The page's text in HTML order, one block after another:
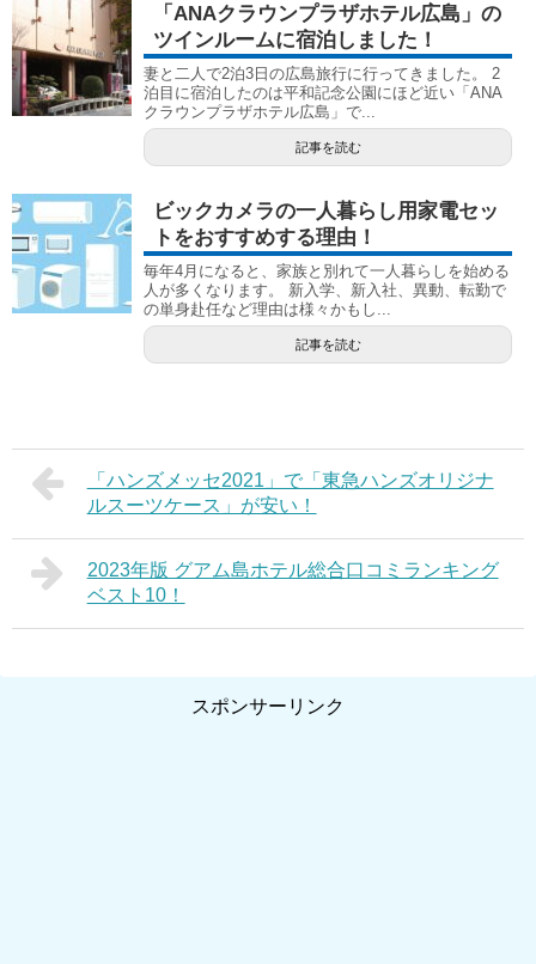
「ANAクラウンプラザホテル広島」の
ツインルームに宿泊しました！
妻と二人で2泊3日の広島旅行に行ってきました。 2
泊目に宿泊したのは平和記念公園にほど近い「ANA
クラウンプラザホテル広島」で...
記事を読む
ビックカメラの一人暮らし用家電セッ
トをおすすめする理由！
毎年4月になると、家族と別れて一人暮らしを始める
人が多くなります。 新入学、新入社、異動、転勤で
の単身赴任など理由は様々かもし...
記事を読む
「ハンズメッセ2021」で「東急ハンズオリジナ
ルスーツケース」が安い！
2023年版 グアム島ホテル総合口コミランキング
ベスト10！
スポンサーリンク